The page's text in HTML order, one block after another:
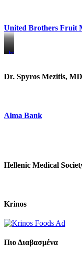
United Brothers Fruit
https://
https://
Dr. Spyros Mezitis,
Alma Bank
Hellenic Medical
Krinos
Πιο Διαβασμένα